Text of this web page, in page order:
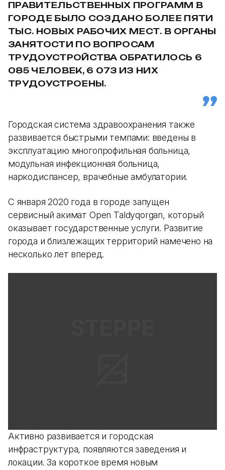
ПРАВИТЕЛЬСТВЕННЫХ ПРОГРАММ В
ГОРОДЕ БЫЛО СОЗДАНО БОЛЕЕ ПЯТИ
ТЫС. НОВЫХ РАБОЧИХ МЕСТ. В ОРГАНЫ
ЗАНЯТОСТИ ПО ВОПРОСАМ
ТРУДОУСТРОЙСТВА ОБРАТИЛОСЬ 6
085 ЧЕЛОВЕК, 6 073 ИЗ НИХ
ТРУДОУСТРОЕНЫ.
Городская система здравоохранения также
развивается быстрыми темпами: введены в
эксплуатацию многопрофильная больница,
модульная инфекционная больница,
наркодиспансер, врачебные амбулатории.
С января 2020 года в городе запущен
сервисный акимат Open Taldyqorgan, который
оказывает государственные услуги. Развитие
города и близлежащих территорий намечено на
несколько лет вперед.
Активно развивается и городская
инфраструктура, появляются заведения и
локации. За короткое время новым